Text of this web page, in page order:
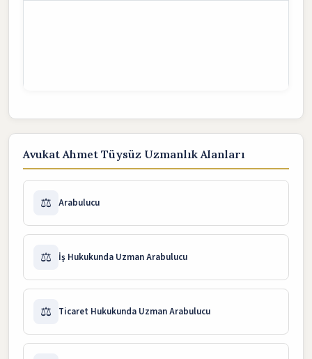
Avukat Ahmet Tüysüz Uzmanlık Alanları
⚖️ Arabulucu
⚖️ İş Hukukunda Uzman Arabulucu
⚖️ Ticaret Hukukunda Uzman Arabulucu